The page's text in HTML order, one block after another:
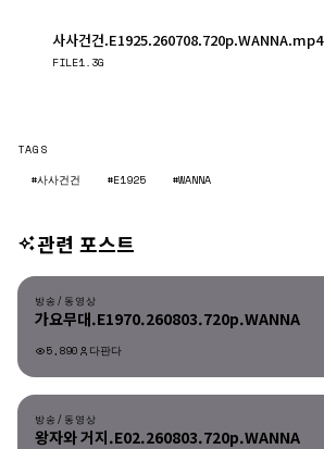
사사건건.E1925.260708.720p.WANNA.mp4
FILE1.3G
TAGS
#사사건건
#E1925 #WANNA
관련 포스트
방송/동영상
방송/동영상
가요무대.E1970.260803.720p.WANNA
5,890 다판다
방송/동영상
방송/동영상
왕자와 거지.E02.260803.720p.WANNA